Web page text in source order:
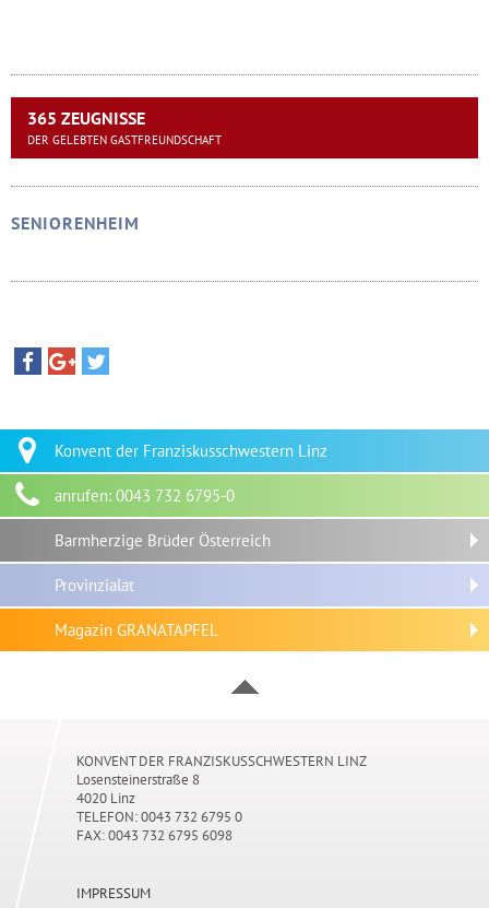
365 ZEUGNISSE
DER GELEBTEN GASTFREUNDSCHAFT
SENIORENHEIM
Konvent der Franziskusschwestern Linz
anrufen: 0043 732 6795-0
Barmherzige Brüder Österreich
Provinzialat
Magazin GRANATAPFEL
KONVENT DER FRANZISKUSSCHWESTERN LINZ
Losensteinerstraße 8
4020 Linz
TELEFON: 0043 732 6795 0
FAX:0043 732 6795 6098
IMPRESSUM